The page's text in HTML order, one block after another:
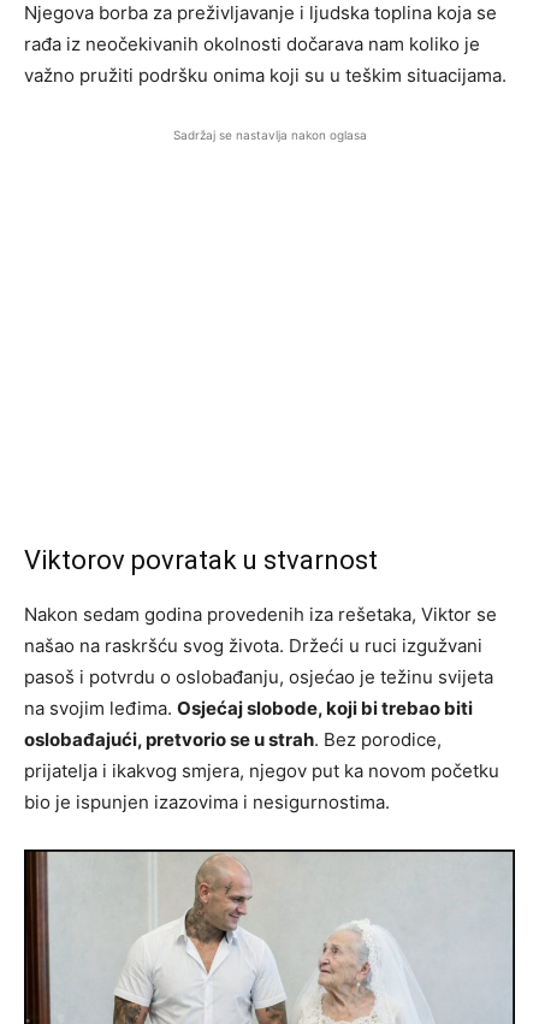
Njegova borba za preživljavanje i ljudska toplina koja se
rađa iz neočekivanih okolnosti dočarava nam koliko je
važno pružiti podršku onima koji su u teškim situacijama.
Sadržaj se nastavlja nakon oglasa
Viktorov povratak u stvarnost
Nakon sedam godina provedenih iza rešetaka, Viktor se
našao na raskršću svog života. Držeći u ruci izgužvani
pasoš i potvrdu o oslobađanju, osjećao je težinu svijeta
na svojim leđima. Osjećaj slobode, koji bi trebao biti
oslobađajući, pretvorio se u strah. Bez porodice,
prijatelja i ikakvog smjera, njegov put ka novom početku
bio je ispunjen izazovima i nesigurnostima.